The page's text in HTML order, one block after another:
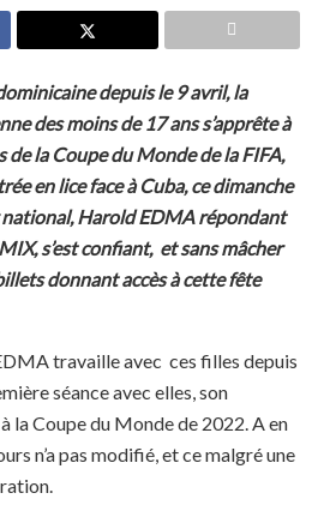
depuis le 9 avril, la
des moins de 17 ans s’apprête à
la Coupe du Monde de la FIFA,
en lice face à Cuba, ce dimanche
Harold EDMA répondant
s’est confiant, et sans mâcher
donnant accès à cette fête
travaille avec ces filles depuis
séance avec elles, son
la Coupe du Monde de 2022. A en
n’a pas modifié, et ce malgré une